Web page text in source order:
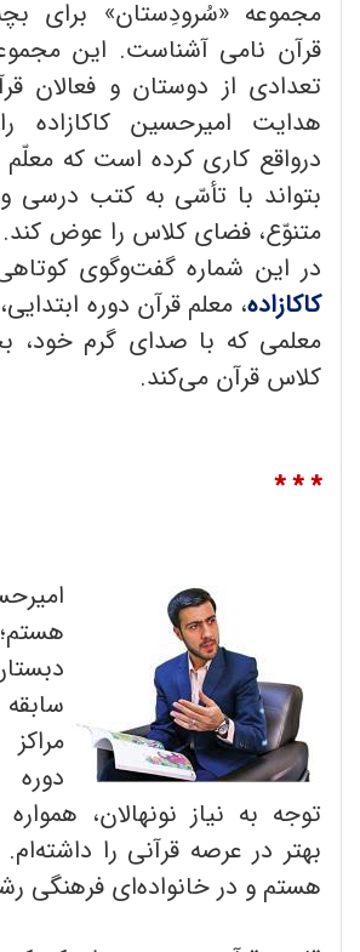
مجموعه «سُرودِستان» برای
قرآن نامی آشناست. این
تعدادی از دوستان و فعالان
هدایت امیرحسین کاکازاده
درواقع کاری کرده‌ است که
بتواند با تأسّی به کتب درسی
متنوّع، فضای کلاس را عوض کند.
در این شماره گفت‌وگوی
کاکازاده، معلم قرآن دوره
معلمی که با صدای گرم خود،
کلاس قرآن می‌کند.
* * *
توجه به نیاز نونهالان،
هستم و در خانواده‌ای فرهنگی